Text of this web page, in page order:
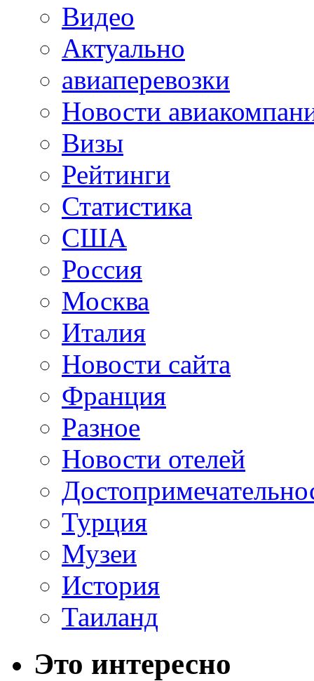
Видео
Актуально
авиаперевозки
Новости
Визы
Рейтинги
Статистика
США
Россия
Москва
Италия
Новости сайта
Франция
Разное
Новости отелей
Турция
Музеи
История
Таиланд
Это интересно